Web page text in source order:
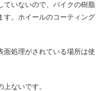
ていないので、バイクの樹脂
す。ホイールのコーティング
面処理がされている場所は使
ないです。